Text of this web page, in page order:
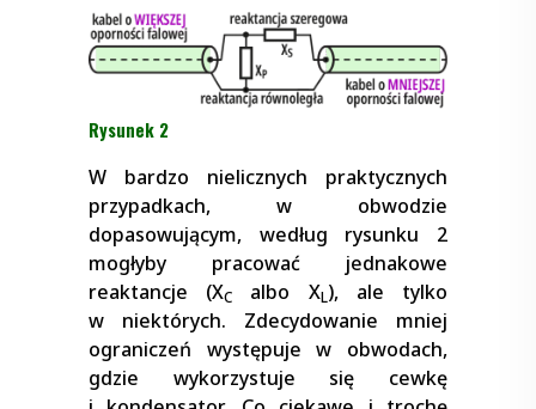
Rysunek 2
W bardzo nielicznych praktycznych
przypadkach, w obwodzie
dopasowującym, według rysunku 2
mogłyby pracować jednakowe
reaktancje (XC albo XL), ale tylko
w niektórych. Zdecydowanie mniej
ograniczeń występuje w obwodach,
gdzie wykorzystuje się cewkę